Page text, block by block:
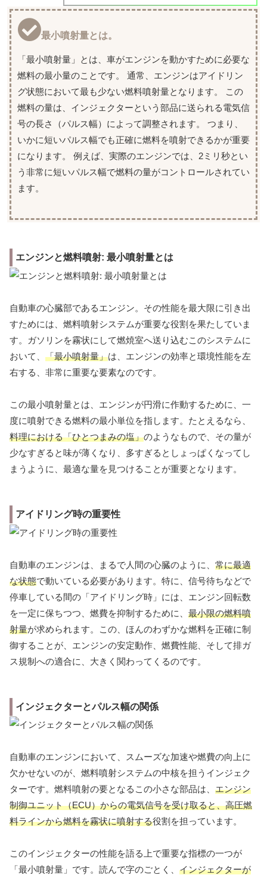
最小噴射量とは。
「最小噴射量」とは、車がエンジンを動かすために必要な
燃料の最小量のことです。 通常、エンジンはアイドリン
グ状態において最も少ない燃料噴射量となります。 この
燃料の量は、インジェクターという部品に送られる電気信
号の長さ（パルス幅）によって調整されます。 つまり、
いかに短いパルス幅でも正確に燃料を噴射できるかが重要
になります。 例えば、実際のエンジンでは、2ミリ秒とい
う非常に短いパルス幅で燃料の量がコントロールされてい
ます。
エンジンと燃料噴射: 最小噴射量とは
自動車の心臓部であるエンジン。その性能を最大限に引き出
すためには、燃料噴射システムが重要な役割を果たしていま
す。ガソリンを霧状にして燃焼室へ送り込むこのシステムに
おいて、 「最小噴射量」は、エンジンの効率と環境性能を左
右する、非常に重要な要素なのです。
この最小噴射量とは、エンジンが円滑に作動するために、一
度に噴射できる燃料の最小単位を指します。たとえるなら、
料理における「ひとつまみの塩」のようなもので、その量が
少なすぎると味が薄くなり、多すぎるとしょっぱくなってし
まうように、最適な量を見つけることが重要となります。
アイドリング時の重要性
自動車のエンジンは、まるで人間の心臓のように、 常に最適
な状態で動いている必要があります。特に、信号待ちなどで
停車している間の「アイドリング時」には、エンジン回転数
を一定に保ちつつ、燃費を抑制するために、 最小限の燃料噴
射量が求められます。この、ほんのわずかな燃料を正確に制
御することが、エンジンの安定動作、燃費性能、そして排ガ
ス規制への適合に、大きく関わってくるのです。
インジェクターとパルス幅の関係
自動車のエンジンにおいて、スムーズな加速や燃費の向上に
欠かせないのが、燃料噴射システムの中核を担うインジェク
ターです。燃料噴射の要となるこの小さな部品は、 エンジン
制御ユニット（ECU）からの電気信号を受け取ると、高圧燃
料ラインから燃料を霧状に噴射する役割を担っています。
このインジェクターの性能を語る上で重要な指標の一つが
「最小噴射量」です。読んで字のごとく、 インジェクターが